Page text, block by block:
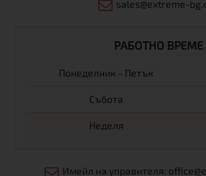
sales@extreme-
РАБОТНО ВРЕМЕ
Понеделник - Петък
Събота
Неделя
Имейл на управителя: